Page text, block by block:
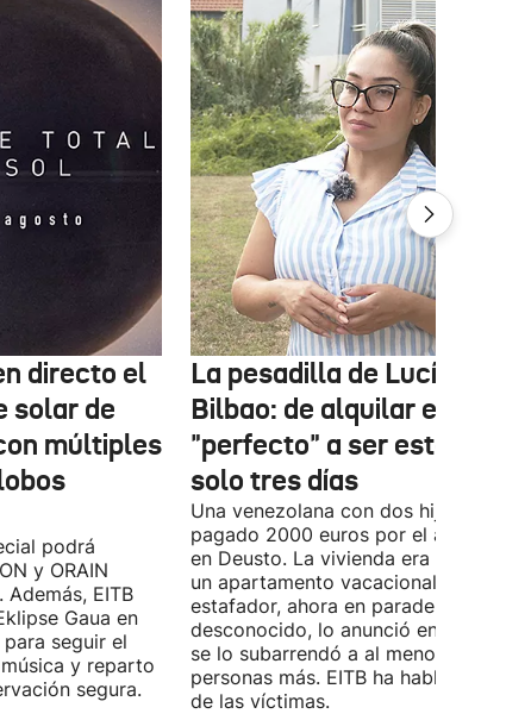
directo el
solar de
múltiples
podrá
y ORAIN
EITB
Gaua en
seguir el
y reparto
segura.
La pesadilla de Lucía en
Bilbao: de alquilar el piso
"perfecto" a ser estafada
solo tres días
Una venezolana con dos hijos ha
pagado 2000 euros por el alquiler
en Deusto. La vivienda era en
un apartamento vacacional. El
estafador, ahora en paradero
desconocido, lo anunció en Idealista
se lo subarrendó a al menos nueve
personas más. EITB ha hablado con
de las víctimas.